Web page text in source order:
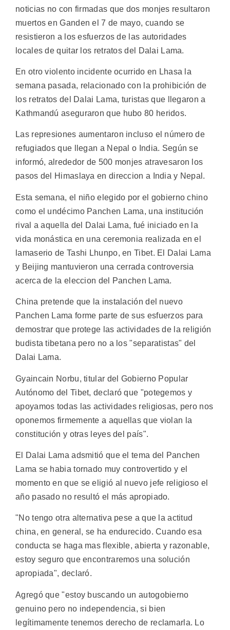
noticias no con firmadas que dos monjes resultaron
muertos en Ganden el 7 de mayo, cuando se
resistieron a los esfuerzos de las autoridades
locales de quitar los retratos del Dalai Lama.
En otro violento incidente ocurrido en Lhasa la
semana pasada, relacionado con la prohibición de
los retratos del Dalai Lama, turistas que llegaron a
Kathmandú aseguraron que hubo 80 heridos.
Las represiones aumentaron incluso el número de
refugiados que llegan a Nepal o India. Según se
informó, alrededor de 500 monjes atravesaron los
pasos del Himaslaya en direccion a India y Nepal.
Esta semana, el niño elegido por el gobierno chino
como el undécimo Panchen Lama, una institución
rival a aquella del Dalai Lama, fué iniciado en la
vida monástica en una ceremonia realizada en el
lamaserio de Tashi Lhunpo, en Tibet. El Dalai Lama
y Beijing mantuvieron una cerrada controversia
acerca de la eleccion del Panchen Lama.
China pretende que la instalación del nuevo
Panchen Lama forme parte de sus esfuerzos para
demostrar que protege las actividades de la religión
budista tibetana pero no a los "separatistas" del
Dalai Lama.
Gyaincain Norbu, titular del Gobierno Popular
Autónomo del Tibet, declaró que "potegemos y
apoyamos todas las actividades religiosas, pero nos
oponemos firmemente a aquellas que violan la
constitución y otras leyes del país".
El Dalai Lama adsmitió que el tema del Panchen
Lama se habia tornado muy controvertido y el
momento en que se eligió al nuevo jefe religioso el
año pasado no resultó el más apropiado.
"No tengo otra alternativa pese a que la actitud
china, en general, se ha endurecido. Cuando esa
conducta se haga mas flexible, abierta y razonable,
estoy seguro que encontraremos una solución
apropiada", declaró.
Agregó que "estoy buscando un autogobierno
genuino pero no independencia, si bien
legítimamente tenemos derecho de reclamarla. Lo